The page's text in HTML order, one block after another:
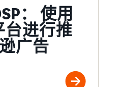
： 使用
台进行推
广告